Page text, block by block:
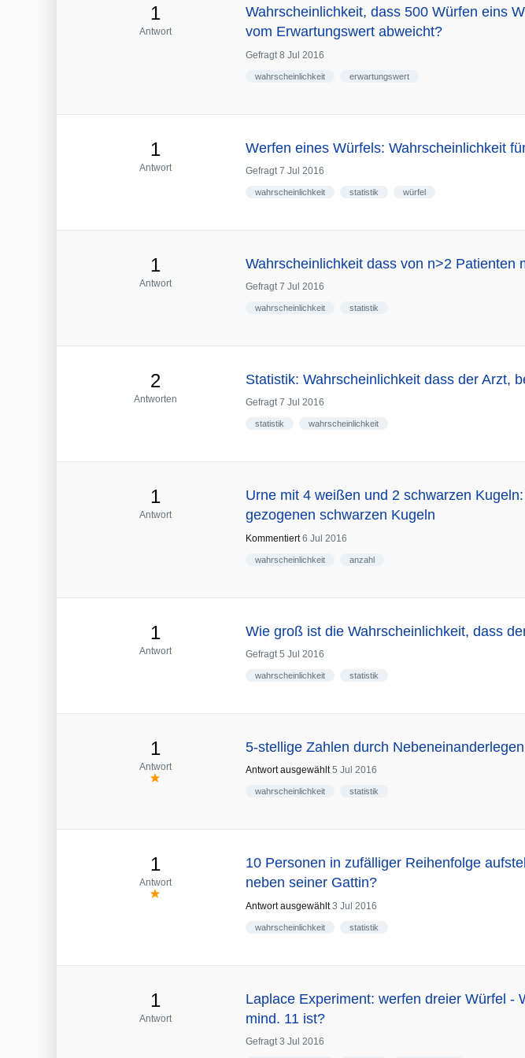
1
Antwort
Wahrscheinlichkeit, dass 500 Würfen eins
vom Erwartungswert abweicht?
Gefragt 8 Jul 2016
wahrscheinlichkeit erwartungswert
1
Antwort
Werfen eines Würfels: Wahrscheinlichkeit
Gefragt 7 Jul 2016
wahrscheinlichkeit statistik würfel
1
Antwort
Wahrscheinlichkeit dass von n>2 Patienten
Gefragt 7 Jul 2016
wahrscheinlichkeit statistik
2
Antworten
Statistik: Wahrscheinlichkeit dass der Arzt,
Gefragt 7 Jul 2016
statistik wahrscheinlichkeit
1
Antwort
Urne mit 4 weißen und 2 schwarzen
gezogenen schwarzen Kugeln
Kommentiert 6 Jul 2016
wahrscheinlichkeit anzahl
1
Antwort
Wie groß ist die Wahrscheinlichkeit, dass
Gefragt 5 Jul 2016
wahrscheinlichkeit statistik
1
Antwort
5-stellige Zahlen durch
Antwort ausgewählt 5 Jul 2016
wahrscheinlichkeit statistik
1
Antwort
10 Personen in zufälliger Reihenfolge
neben seiner Gattin?
Antwort ausgewählt 3 Jul 2016
wahrscheinlichkeit statistik
1
Antwort
Laplace Experiment: werfen dreier Würfel -
mind. 11 ist?
Gefragt 3 Jul 2016